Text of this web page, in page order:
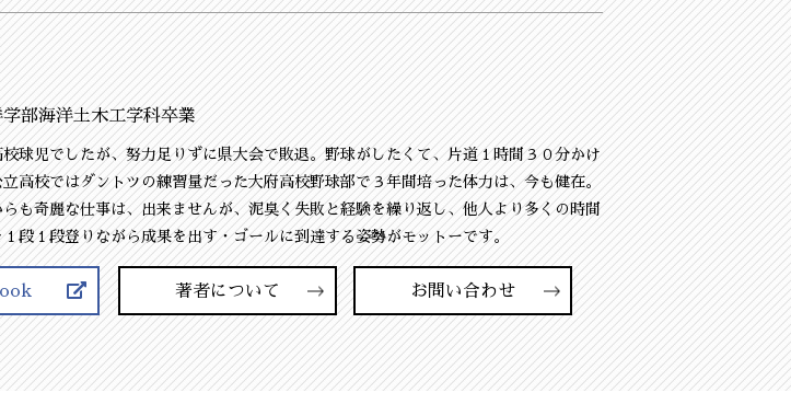
部海洋土木工学科卒業
球児でしたが、努力足りずに県大会で敗退。野球がしたくて、片道１時間３０分かけ
高校ではダントツの練習量だった大府高校野球部で３年間培った体力は、今も健在。
も奇麗な仕事は、出来ませんが、泥臭く失敗と経験を繰り返し、他人より多くの時間
段１段登りながら成果を出す・ゴールに到達する姿勢がモットーです。
著者について お問い合わせ